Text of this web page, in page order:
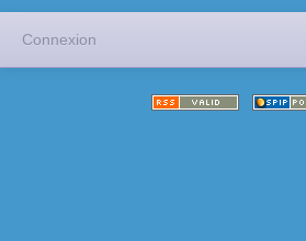
Connexion